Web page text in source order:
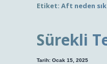
Etiket: Aft neden sık
Sürekli
Tarih: Ocak 15, 2025